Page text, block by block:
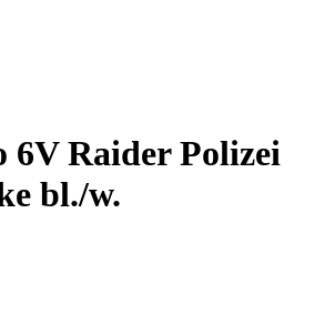
6V Raider Polizei
bl./w.